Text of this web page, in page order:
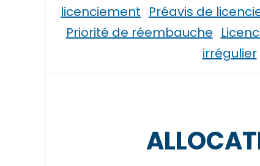
licenciement Préavis de
Priorité de réembauche
irrégulier